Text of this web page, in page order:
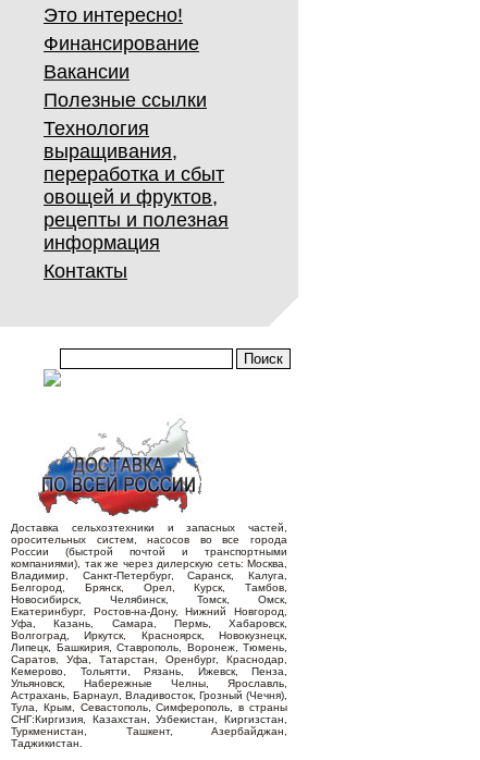
Это интересно!
Финансирование
Вакансии
Полезные ссылки
Технология
выращивания,
переработка и сбыт
овощей и фруктов,
рецепты и полезная
информация
Контакты
Доставка сельхозтехники и запасных частей,
оросительных систем, насосов во все города
России (быстрой почтой и транспортными
компаниями), так же через дилерскую сеть: Москва,
Владимир, Санкт-Петербург, Саранск, Калуга,
Белгород, Брянск, Орел, Курск, Тамбов,
Новосибирск, Челябинск, Томск, Омск,
Екатеринбург, Ростов-на-Дону, Нижний Новгород,
Уфа, Казань, Самара, Пермь, Хабаровск,
Волгоград, Иркутск, Красноярск, Новокузнецк,
Липецк, Башкирия, Ставрополь, Воронеж, Тюмень,
Саратов, Уфа, Татарстан, Оренбург, Краснодар,
Кемерово, Тольятти, Рязань, Ижевск, Пенза,
Ульяновск, Набережные Челны, Ярославль,
Астрахань, Барнаул, Владивосток, Грозный (Чечня),
Тула, Крым, Севастополь, Симферополь, в страны
СНГ:Киргизия, Казахстан, Узбекистан, Киргизстан,
Туркменистан, Ташкент, Азербайджан,
Таджикистан.